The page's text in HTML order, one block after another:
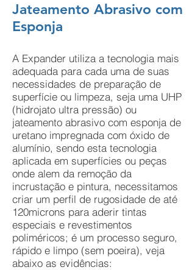
Jateamento Abrasivo com
Esponja
A Expander utiliza a tecnologia mais
adequada para cada uma de suas
necessidades de preparação de
superfície ou limpeza, seja uma UHP
(hidrojato ultra pressão) ou
jateamento abrasivo com esponja de
uretano impregnada com óxido de
alumínio, sendo esta tecnologia
aplicada em superfícies ou peças
onde alem da remoção da
incrustação e pintura, necessitamos
criar um perfil de rugosidade de até
120microns para aderir tintas
especiais e revestimentos
poliméricos; é um processo seguro,
rápido e limpo (sem poeira), veja
abaixo as evidências: